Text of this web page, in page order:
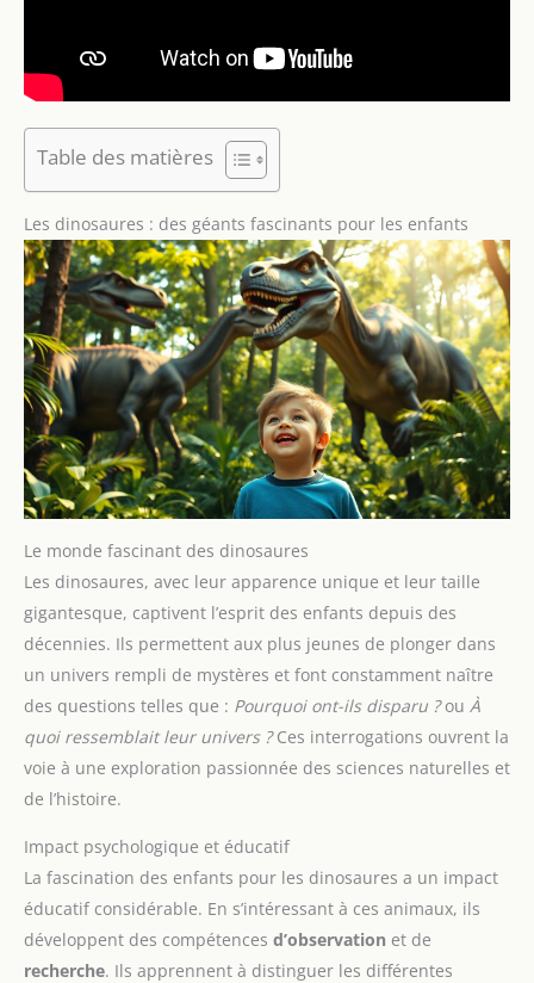
Table des matières
Les dinosaures : des géants fascinants pour les enfants
Le monde fascinant des dinosaures
Les dinosaures, avec leur apparence unique et leur taille
gigantesque, captivent l’esprit des enfants depuis des
décennies. Ils permettent aux plus jeunes de plonger dans
un univers rempli de mystères et font constamment naître
des questions telles que : Pourquoi ont-ils disparu ?ou À
quoi ressemblait leur univers ?Ces interrogations ouvrent la
voie à une exploration passionnée des sciences naturelles et
de l’histoire.
Impact psychologique et éducatif
La fascination des enfants pour les dinosaures a un impact
éducatif considérable. En s’intéressant à ces animaux, ils
développent des compétences d’observation et de
recherche. Ils apprennent à distinguer les différentes